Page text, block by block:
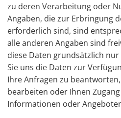
zu deren Verarbeitung oder
Angaben, die zur Erbringung
erforderlich sind, sind
alle anderen Angaben sind
diese Daten grundsätzlich
Sie uns die Daten zur
Ihre Anfragen zu
bearbeiten oder Ihnen
Informationen oder